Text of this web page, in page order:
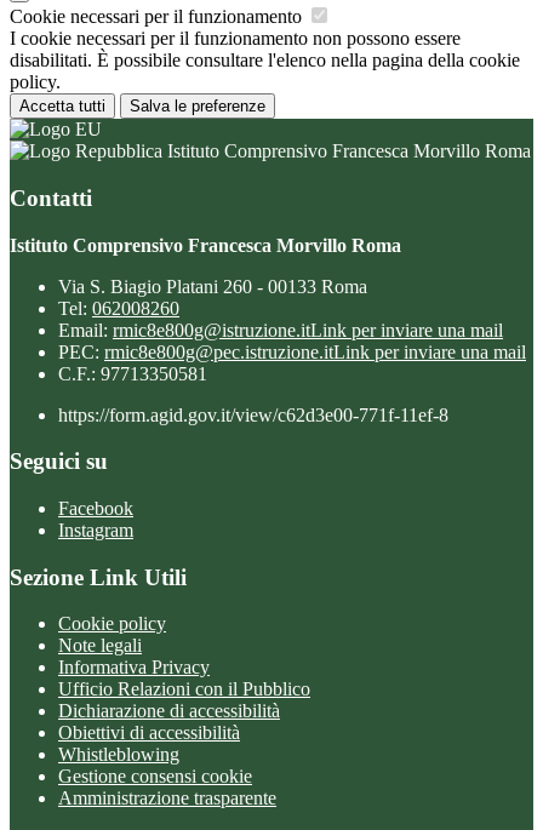
Cookie necessari per il funzionamento
I cookie necessari per il funzionamento non possono essere
disabilitati. È possibile consultare l'elenco nella pagina della cookie
policy.
Accetta tutti Salva le preferenze
Istituto Comprensivo Francesca Morvillo Roma
Contatti
Istituto Comprensivo Francesca Morvillo Roma
Via S. Biagio Platani 260 - 00133 Roma
Tel: 062008260
Email: rmic8e800g@istruzione.itLink per inviare una mail
PEC: rmic8e800g@pec.istruzione.itLink per inviare una mail
C.F.: 97713350581
https://form.agid.gov.it/view/c62d3e00-771f-11ef-8
Seguici su
Facebook
Instagram
Sezione Link Utili
Cookie policy
Note legali
Informativa Privacy
Ufficio Relazioni con il Pubblico
Dichiarazione di accessibilità
Obiettivi di accessibilità
Whistleblowing
Gestione consensi cookie
Amministrazione trasparente